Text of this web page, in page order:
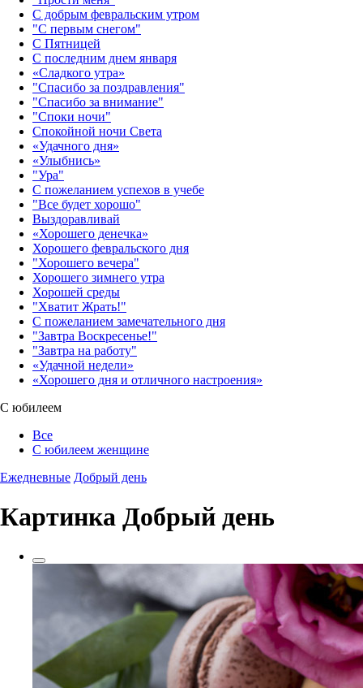
С добрым февральским утром
"С первым снегом"
С Пятницей
С последним днем января
«Сладкого утра»‎
"Спасибо за поздравления"
"Спасибо за внимание"
"Споки ночи"
Спокойной ночи Света
«Удачного дня»‎
«Улыбнись»‎
"Ура"
С пожеланием успехов в учебе
"Все будет хорошо"
Выздоравливай
«‎Хорошего денечка»‎
Хорошего февральского дня
"Хорошего вечера"
Хорошего зимнего утра
Хорошей среды
"Хватит Жрать!"
С пожеланием замечательного дня
"Завтра Воскресенье!"
"Завтра на работу"
«Удачной недели»‎
«Хорошего дня и отличного настроения»‎
С юбилеем
Все
С юбилеем женщине
Ежедневные Добрый день
Картинка Добрый день